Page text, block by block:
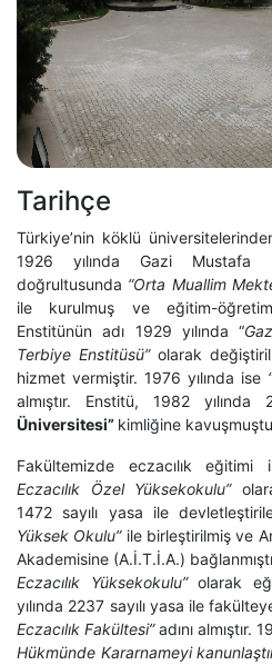
Tarihçe
Türkiye’nin köklü
1926 yılında Gazi Mustafa
doğrultusunda “Orta Muallim
ile kurulmuş ve eğitim-öğretim
Enstitünün adı 1929 yılında “
Terbiye Enstitüsü”olarak
hizmet vermiştir. 1976 yılında ise
almıştır. Enstitü, 1982 yılında
Üniversitesi” kimliğine
Fakültemizde eczacılık eğitimi
Eczacılık Özel Yüksekokulu”
1472 sayılı yasa ile
Yüksek Okulu” ile birleştirilmiş ve
Akademisine (A.İ.T.İ.A.)
Eczacılık Yüksekokulu”olarak
yılında 2237 sayılı yasa ile
Eczacılık Fakültesi”adını almıştır.
Hükmünde Kararnameyi